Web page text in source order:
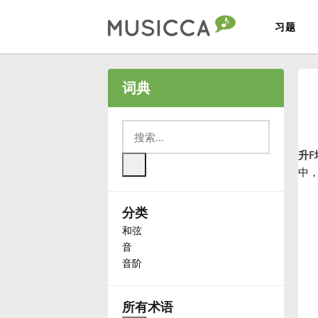
习题
Български
Deutsch
Español
词典
分类
和弦
音
音阶
所有术语
升F
中